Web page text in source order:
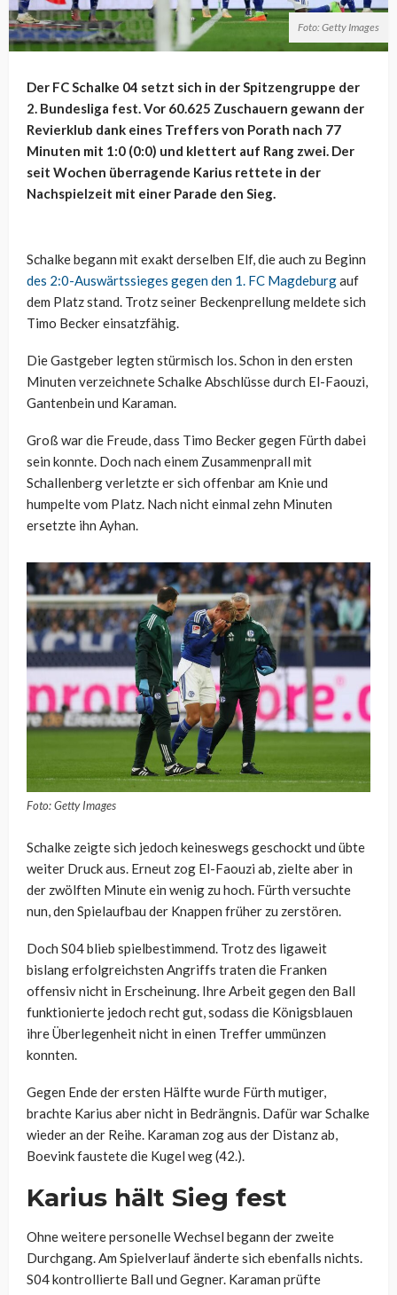
Foto: Getty Images
Der FC Schalke 04 setzt sich in der Spitzengruppe der
2. Bundesliga fest. Vor 60.625 Zuschauern gewann der
Revierklub dank eines Treffers von Porath nach 77
Minuten mit 1:0 (0:0) und klettert auf Rang zwei. Der
seit Wochen überragende Karius rettete in der
Nachspielzeit mit einer Parade den Sieg.
Schalke begann mit exakt derselben Elf, die auch zu Beginn
des 2:0-Auswärtssieges gegen den 1. FC Magdeburgauf
dem Platz stand. Trotz seiner Beckenprellung meldete sich
Timo Becker einsatzfähig.
Die Gastgeber legten stürmisch los. Schon in den ersten
Minuten verzeichnete Schalke Abschlüsse durch El-Faouzi,
Gantenbein und Karaman.
Groß war die Freude, dass Timo Becker gegen Fürth dabei
sein konnte. Doch nach einem Zusammenprall mit
Schallenberg verletzte er sich offenbar am Knie und
humpelte vom Platz. Nach nicht einmal zehn Minuten
ersetzte ihn Ayhan.
Foto: Getty Images
Schalke zeigte sich jedoch keineswegs geschockt und übte
weiter Druck aus. Erneut zog El-Faouzi ab, zielte aber in
der zwölften Minute ein wenig zu hoch. Fürth versuchte
nun, den Spielaufbau der Knappen früher zu zerstören.
Doch S04 blieb spielbestimmend. Trotz des ligaweit
bislang erfolgreichsten Angriffs traten die Franken
offensiv nicht in Erscheinung. Ihre Arbeit gegen den Ball
funktionierte jedoch recht gut, sodass die Königsblauen
ihre Überlegenheit nicht in einen Treffer ummünzen
konnten.
Gegen Ende der ersten Hälfte wurde Fürth mutiger,
brachte Karius aber nicht in Bedrängnis. Dafür war Schalke
wieder an der Reihe. Karaman zog aus der Distanz ab,
Boevink faustete die Kugel weg (42.).
Karius hält Sieg fest
Ohne weitere personelle Wechsel begann der zweite
Durchgang. Am Spielverlauf änderte sich ebenfalls nichts.
S04 kontrollierte Ball und Gegner. Karaman prüfte